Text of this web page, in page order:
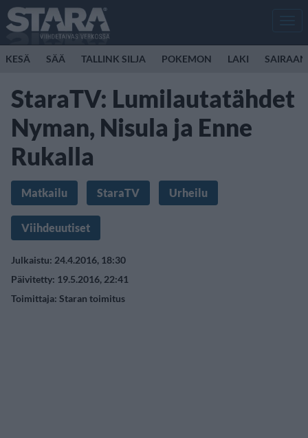
KESÄ SÄÄ TALLINK SILJA POKEMON LAKI
StaraTV: Lumilautatähdet
Nyman, Nisula ja Enne
Rukalla
Matkailu StaraTV Urheilu
Viihdeuutiset
Julkaistu: 24.4.2016, 18:30
Päivitetty: 19.5.2016, 22:41
Toimittaja: Staran toimitus